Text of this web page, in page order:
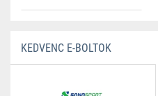
KEDVENC E-BOLTOK